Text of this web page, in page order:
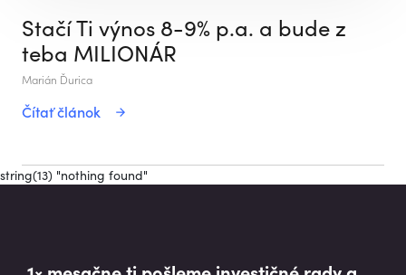
Stačí Ti výnos 8-9% p.a. a bude z
teba MILIONÁR
Marián Ďurica
Čítať článok
string(13) "nothing found"